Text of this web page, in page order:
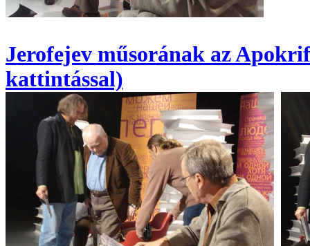
Jerofejev műsorának az
kattintással)